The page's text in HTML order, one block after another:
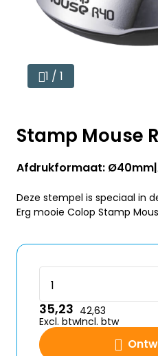
1 / 1
Stamp Mouse
Afdrukformaat: Ø40mm
Deze stempel is speciaal in
Erg mooie Colop Stamp
35,23
Excl. btw
42,63
Incl. btw